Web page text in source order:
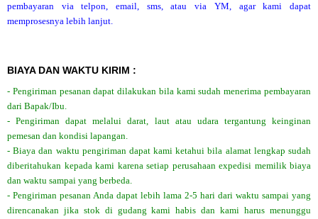
pembayaran via telpon, email, sms, atau via YM, agar kami dapat
memprosesnya lebih lanjut.
BIAYA DAN WAKTU KIRIM :
- Pengiriman pesanan dapat dilakukan bila kami sudah menerima pembayaran
dari Bapak/Ibu.
- Pengiriman dapat melalui darat, laut atau udara tergantung keinginan
pemesan dan kondisi lapangan.
- Biaya dan waktu pengiriman dapat kami ketahui bila alamat lengkap sudah
diberitahukan kepada kami karena setiap perusahaan expedisi memilik biaya
dan waktu sampai yang berbeda.
- Pengiriman pesanan Anda dapat lebih lama 2-5 hari dari waktu sampai yang
direncanakan jika stok di gudang kami habis dan kami harus menunggu